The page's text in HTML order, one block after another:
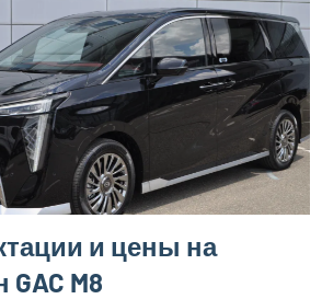
и цены на
M8